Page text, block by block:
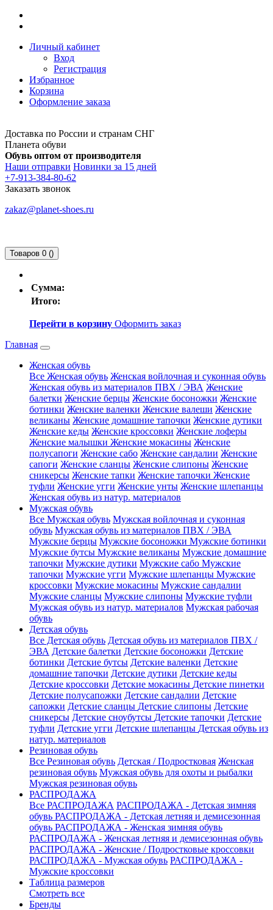
Личный кабинет
Вход
Регистрация
Избранное
Корзина
Оформление заказа
Доставка по России и странам СНГ
Планета обуви
Обувь оптом от производителя
Наши отправки Новинки за 15 дней
+7-913-384-80-62
Заказать звонок
zakaz@planet-shoes.ru
Товаров 0 ()
Сумма:
Итого:
Перейти в корзину Оформить заказ
Главная
Женская обувь
Все Женская обувь Женская войлочная и суконная обувь
Женская обувь из материалов ПВХ / ЭВА Женские
балетки Женские берцы Женские босоножки Женские
ботинки Женские валенки Женские валеши Женские
великаны Женские домашние тапочки Женские дутики
Женские кеды Женские кроссовки Женские лоферы
Женские малышки Женские мокасины Женские
полусапоги Женские сабо Женские сандалии Женские
сапоги Женские сланцы Женские слипоны Женские
сникерсы Женские тапки Женские тапочки Женские
туфли Женские угги Женские унты Женские шлепанцы
Женская обувь из натур. материалов
Мужская обувь
Все Мужская обувь Мужская войлочная и суконная
обувь Мужская обувь из материалов ПВХ / ЭВА
Мужские берцы Мужские босоножки Мужские ботинки
Мужские бутсы Мужские великаны Мужские домашние
тапочки Мужские дутики Мужские сабо Мужские
тапочки Мужские угги Мужские шлепанцы Мужские
кроссовки Мужские мокасины Мужские сандалии
Мужские сланцы Мужские слипоны Мужские туфли
Мужская обувь из натур. материалов Мужская рабочая
обувь
Детская обувь
Все Детская обувь Детская обувь из материалов ПВХ /
ЭВА Детские балетки Детские босоножки Детские
ботинки Детские бутсы Детские валенки Детские
домашние тапочки Детские дутики Детские кеды
Детские кроссовки Детские мокасины Детские пинетки
Детские полусапожки Детские сандалии Детские
сапожки Детские сланцы Детские слипоны Детские
сникерсы Детские сноубутсы Детские тапочки Детские
туфли Детские угги Детские шлепанцы Детская обувь из
натур. материалов
Резиновая обувь
Все Резиновая обувь Детская / Подростковая Женская
резиновая обувь Мужская обувь для охоты и рыбалки
Мужская резиновая обувь
РАСПРОДАЖА
Все РАСПРОДАЖА РАСПРОДАЖА - Детская зимняя
обувь РАСПРОДАЖА - Детская летняя и демисезонная
обувь РАСПРОДАЖА - Женская зимняя обувь
РАСПРОДАЖА - Женская летняя и демисезонная обувь
РАСПРОДАЖА - Женские / Подростковые кроссовки
РАСПРОДАЖА - Мужская обувь РАСПРОДАЖА -
Мужские кроссовки
Таблица размеров
Смотреть все
Бренды